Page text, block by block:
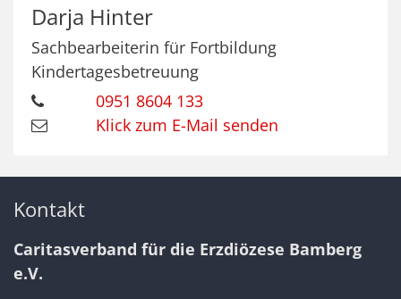
Darja Hinter
Sachbearbeiterin für Fortbildung
Kindertagesbetreuung
0951 8604 133
Klick zum E-Mail senden
Kontakt
Caritasverband für die Erzdiözese Bamberg
e.V.